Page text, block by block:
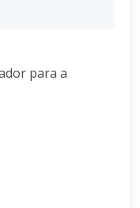
para a